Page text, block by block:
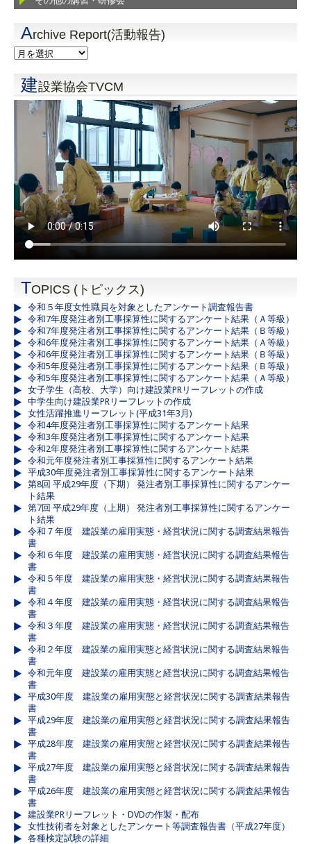
Archive Report(活動報告)
建設業協会TVCM
TOPICS (トピックス)
令和５年度女性職員を対象としたアンケート調査報告書
令和7年度発注者別工事採算性に関するアンケート結果（Ａ等級）
令和7年度発注者別工事採算性に関するアンケート結果（Ｂ等級）
令和6年度発注者別工事採算性に関するアンケート結果（Ａ等級）
令和6年度発注者別工事採算性に関するアンケート結果（Ｂ等級）
令和5年度発注者別工事採算性に関するアンケート結果（Ｂ等級）
令和5年度発注者別工事採算性に関するアンケート結果（Ａ等級）
女子学生（高校、大学）向け建設業PRリーフレットの作成
中学生向け建設業PRリーフレットの作成
女性活躍推進リーフレット(平成31年3月)
令和4年度発注者別工事採算性に関するアンケート結果
令和3年度発注者別工事採算性に関するアンケート結果
令和2年度発注者別工事採算性に関するアンケート結果
令和元年度発注者別工事採算性に関するアンケート結果
平成30年度発注者別工事採算性に関するアンケート結果
第8回 平成29年度（下期） 発注者別工事採算性に関するアンケー
ト結果
第7回 平成29年度（上期） 発注者別工事採算性に関するアンケー
ト結果
令和７年度 建設業の雇用実態・経営状況に関する調査結果報告
書
令和６年度 建設業の雇用実態・経営状況に関する調査結果報告
書
令和５年度 建設業の雇用実態・経営状況に関する調査結果報告
書
令和４年度 建設業の雇用実態・経営状況に関する調査結果報告
書
令和３年度 建設業の雇用実態・経営状況に関する調査結果報告
書
令和２年度 建設業の雇用実態と経営状況に関する調査結果報告
書
令和元年度 建設業の雇用実態と経営状況に関する調査結果報告
書
平成30年度 建設業の雇用実態と経営状況に関する調査結果報告
書
平成29年度 建設業の雇用実態と経営状況に関する調査結果報告
書
平成28年度 建設業の雇用実態と経営状況に関する調査結果報告
書
平成27年度 建設業の雇用実態と経営状況に関する調査結果報告
書
平成26年度 建設業の雇用実態と経営状況に関する調査結果報告
書
建設業PRリーフレット・DVDの作製・配布
女性技術者を対象としたアンケート等調査報告書（平成27年度）
各種検定試験の詳細